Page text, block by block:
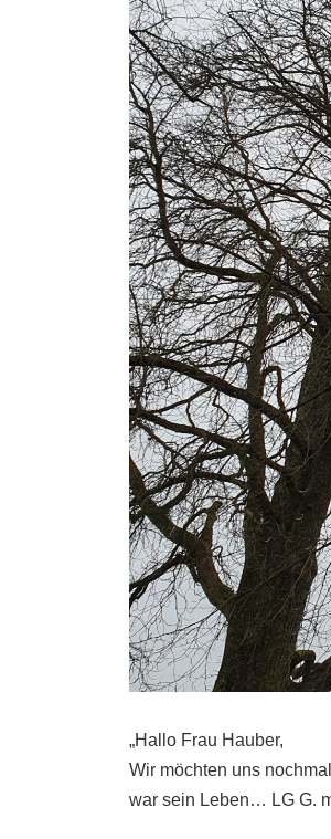
„Hallo Frau Hauber,
Wir möchten uns
war sein Leben… LG G.